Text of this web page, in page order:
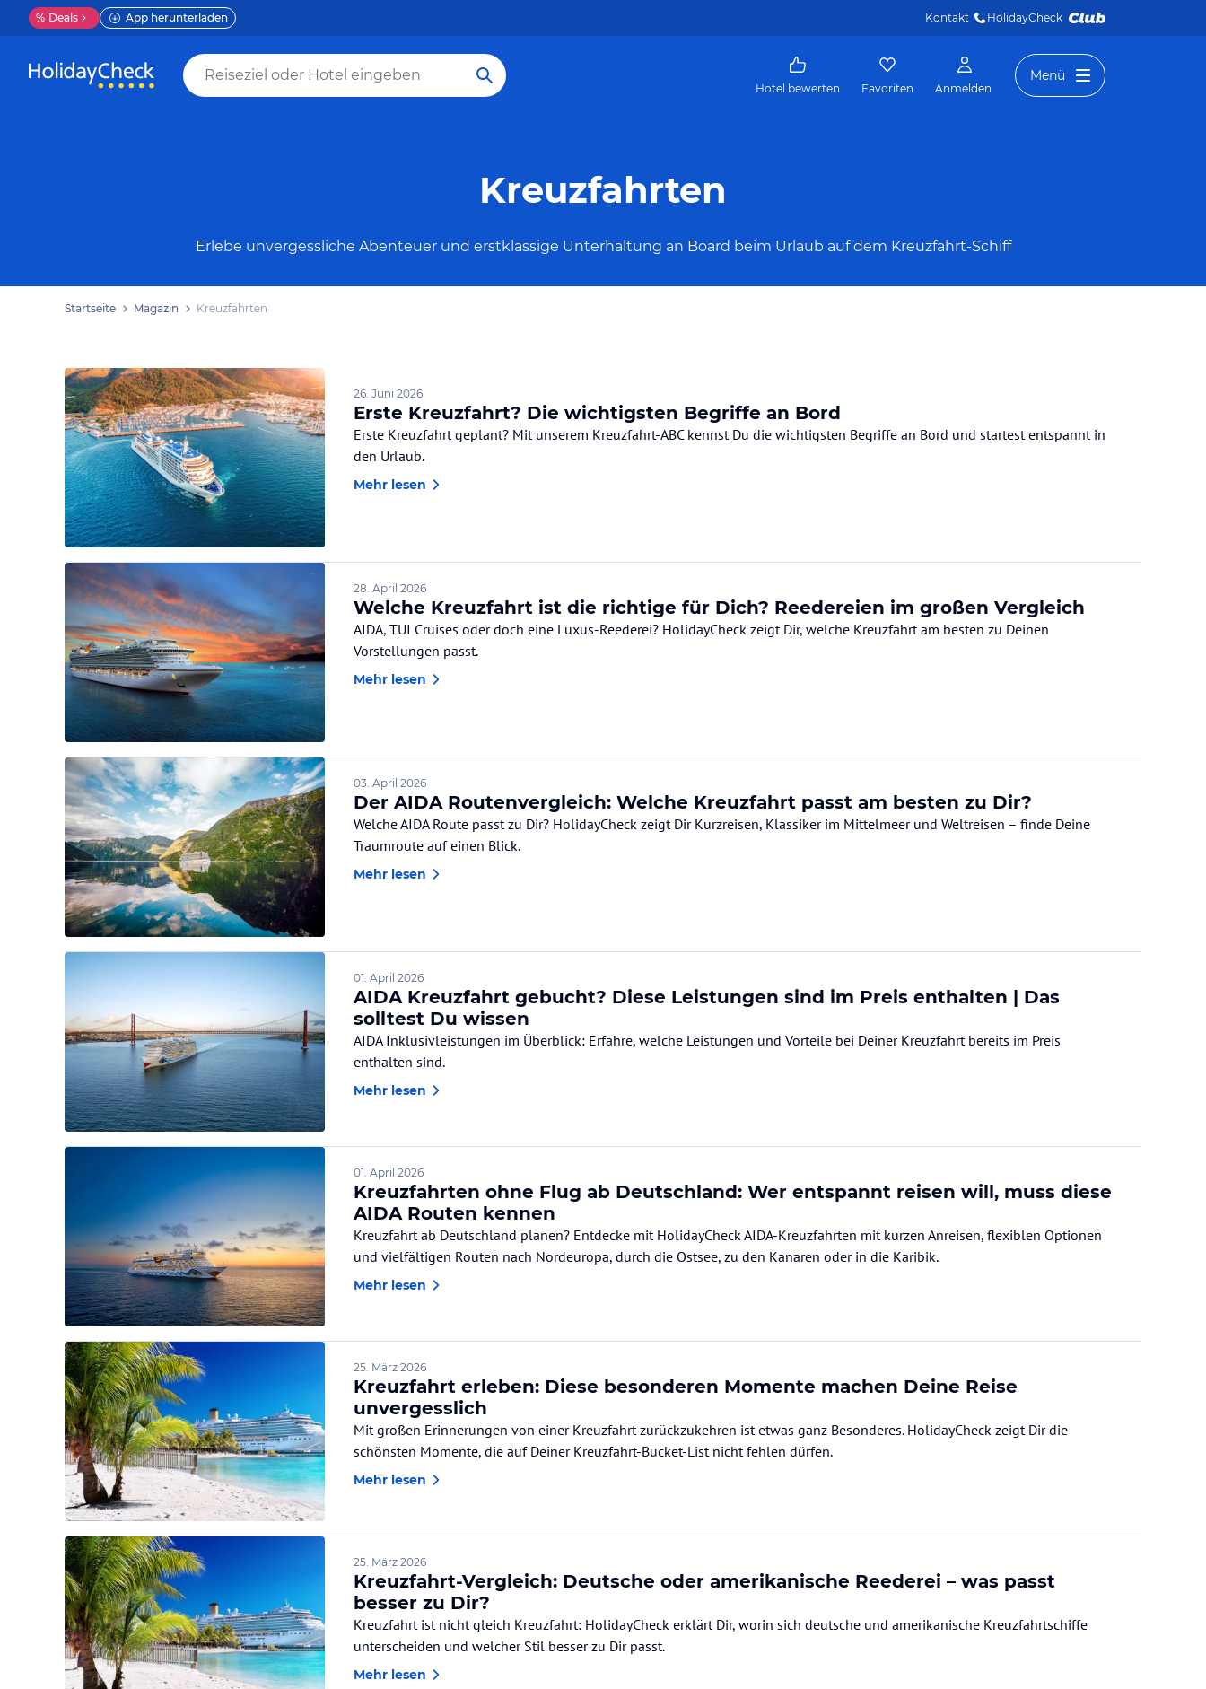
% Deals App herunterladen Kontakt HolidayCheck
Hotel bewerten Favoriten Anmelden
Menü
Kreuzfahrten
Erlebe unvergessliche Abenteuer und erstklassige Unterhaltung an Board beim Urlaub auf dem Kreuzfahrt-Schiff
Startseite Magazin Kreuzfahrten
26. Juni 2026
Erste Kreuzfahrt? Die wichtigsten Begriffe an Bord
Erste Kreuzfahrt geplant? Mit unserem Kreuzfahrt-ABC kennst Du die wichtigsten Begriffe an Bord und startest entspannt in
den Urlaub.
Mehr lesen
28. April 2026
Welche Kreuzfahrt ist die richtige für Dich? Reedereien im großen Vergleich
AIDA, TUI Cruises oder doch eine Luxus-Reederei? HolidayCheck zeigt Dir, welche Kreuzfahrt am besten zu Deinen
Vorstellungen passt.
Mehr lesen
03. April 2026
Der AIDA Routenvergleich: Welche Kreuzfahrt passt am besten zu Dir?
Welche AIDA Route passt zu Dir? HolidayCheck zeigt Dir Kurzreisen, Klassiker im Mittelmeer und Weltreisen – finde Deine
Traumroute auf einen Blick.
Mehr lesen
01. April 2026
AIDA Kreuzfahrt gebucht? Diese Leistungen sind im Preis enthalten | Das
solltest Du wissen
AIDA Inklusivleistungen im Überblick: Erfahre, welche Leistungen und Vorteile bei Deiner Kreuzfahrt bereits im Preis
enthalten sind.
Mehr lesen
01. April 2026
Kreuzfahrten ohne Flug ab Deutschland: Wer entspannt reisen will, muss diese
AIDA Routen kennen
Kreuzfahrt ab Deutschland planen? Entdecke mit HolidayCheck AIDA-Kreuzfahrten mit kurzen Anreisen, flexiblen Optionen
und vielfältigen Routen nach Nordeuropa, durch die Ostsee, zu den Kanaren oder in die Karibik.
Mehr lesen
25. März 2026
Kreuzfahrt erleben: Diese besonderen Momente machen Deine Reise
unvergesslich
Mit großen Erinnerungen von einer Kreuzfahrt zurückzukehren ist etwas ganz Besonderes. HolidayCheck zeigt Dir die
schönsten Momente, die auf Deiner Kreuzfahrt-Bucket-List nicht fehlen dürfen.
Mehr lesen
25. März 2026
Kreuzfahrt-Vergleich: Deutsche oder amerikanische Reederei – was passt
besser zu Dir?
Kreuzfahrt ist nicht gleich Kreuzfahrt: HolidayCheck erklärt Dir, worin sich deutsche und amerikanische Kreuzfahrtschiffe
unterscheiden und welcher Stil besser zu Dir passt.
Mehr lesen